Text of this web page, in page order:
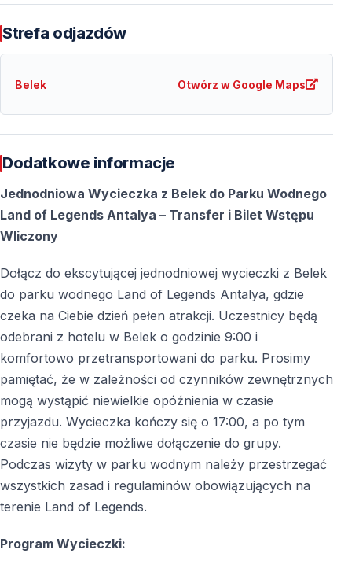
Strefa odjazdów
Belek Otwórz w Google Maps
Dodatkowe informacje
Jednodniowa Wycieczka z Belek do Parku Wodnego
Land of Legends Antalya – Transfer i Bilet Wstępu
Wliczony
Dołącz do ekscytującej jednodniowej wycieczki z Belek
do parku wodnego Land of Legends Antalya, gdzie
czeka na Ciebie dzień pełen atrakcji. Uczestnicy będą
odebrani z hotelu w Belek o godzinie 9:00 i
komfortowo przetransportowani do parku. Prosimy
pamiętać, że w zależności od czynników zewnętrznych
mogą wystąpić niewielkie opóźnienia w czasie
przyjazdu. Wycieczka kończy się o 17:00, a po tym
czasie nie będzie możliwe dołączenie do grupy.
Podczas wizyty w parku wodnym należy przestrzegać
wszystkich zasad i regulaminów obowiązujących na
terenie Land of Legends.
Program Wycieczki: